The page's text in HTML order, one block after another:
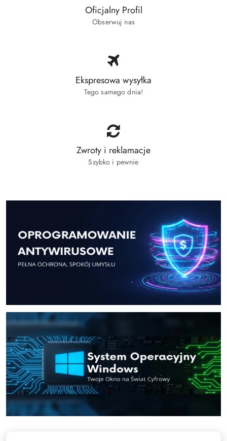
Oficjalny Profil
Obserwuj nas
Ekspresowa wysyłka
Tego samego dnia!
Zwroty i reklamacje
Szybko i pewnie